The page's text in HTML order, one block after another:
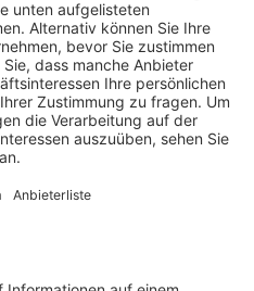
11:39
schon von der Fahrbahn
sich und landete auf dem
Wert von 1,5 Promille. Er
abgeben.